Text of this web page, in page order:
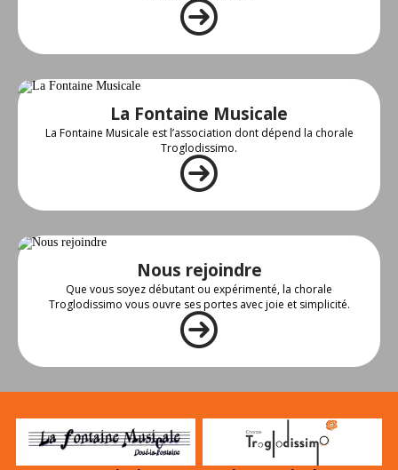
La Fontaine Musicale
La Fontaine Musicale est l’association dont dépend la chorale
Troglodissimo.
Nous rejoindre
Que vous soyez débutant ou expérimenté, la chorale
Troglodissimo vous ouvre ses portes avec joie et simplicité.